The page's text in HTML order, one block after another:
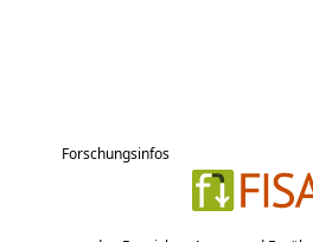
Forschungsinfos